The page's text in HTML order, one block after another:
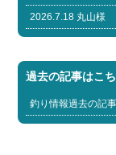
2026.7.18 丸山様
過去の記事はこ
釣り情報過去の記事